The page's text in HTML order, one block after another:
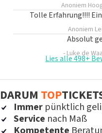
Anoniem
Tolle Erfahrung!!!!
Anoniem
Absolut
- Luke de
Lies alle 498+
DARUM TOP
Immer pünktlich
Service nach Maß